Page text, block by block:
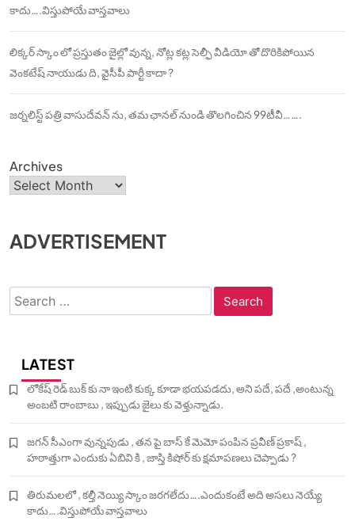
కాదు….విస్తుపోయే వాస్తవాలు
లిక్కర్ స్కాం లో ప్రస్తుతం జైల్లో వున్న, నోట్ల కట్ల సెల్ఫీ వీడియో తో దొరికిపోయిన
వెంకటేష్ నాయుడు ది, వైసీపీ పార్టీ కాదా ?
జర్నలిస్ట్ పత్రి వాసుదేవన్ ను, తమ ఛానల్ నుండి తొలగించిన 99టీవీ…….
Archives
ADVERTISEMENT
Search
for:
LATEST
లోకేష్ రెడ్ బుక్ కు నా ఇంటి కుక్క కూడా భయపడదు, అని పదే, పదే ,అంటున్న
అంబటి రాంబాబు , ఇప్పుడు జైలు కు వెళ్తున్నాడు.
జగన్ సీఎంగా వున్నపుడు , తన పై బాస్ కే మెమో పంపిన ప్రవీణ్ ప్రకాష్ ,
హఠాత్తుగా ఎందుకు ఏబివి కి , జాస్తి కిషోర్ కు క్షమాపణలు చెప్పాడు ?
తిరుమలలో , కల్తీ నెయ్యి స్కాం జరగలేదు….ఎందుకంటే అది అసలు నెయ్యే
కాదు….విస్తుపోయే వాస్తవాలు